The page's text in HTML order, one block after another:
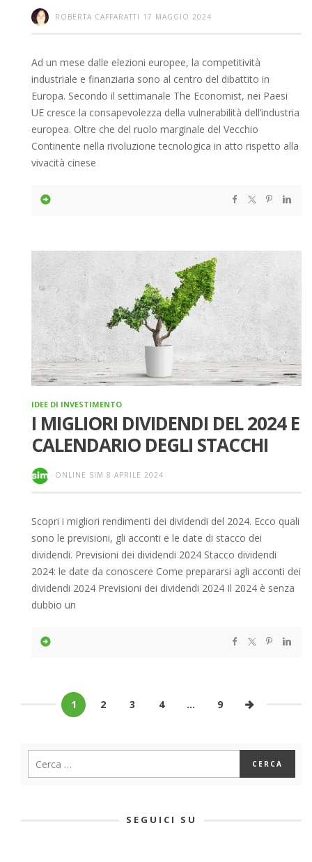
ROBERTA CAFFARATTI 17 MAGGIO 2024
Ad un mese dalle elezioni europee, la competitività
industriale e finanziaria sono al centro del dibattito in
Europa. Secondo il settimanale The Economist, nei Paesi
UE cresce la consapevolezza della vulnerabilità dell’industria
europea. Oltre che del ruolo marginale del Vecchio
Continente nella rivoluzione tecnologica in atto rispetto alla
vivacità cinese
IDEE DI INVESTIMENTO
I MIGLIORI DIVIDENDI DEL 2024 E
CALENDARIO DEGLI STACCHI
ONLINE SIM 8 APRILE 2024
Scopri i migliori rendimenti dei dividendi del 2024. Ecco quali
sono le previsioni, gli acconti e le date di stacco dei
dividendi. Previsioni dei dividendi 2024 Stacco dividendi
2024: le date da conoscere Come prepararsi agli acconti dei
dividendi 2024 Previsioni dei dividendi 2024 Il 2024 è senza
dubbio un
1 2 3 4 … 9
SEGUICI SU